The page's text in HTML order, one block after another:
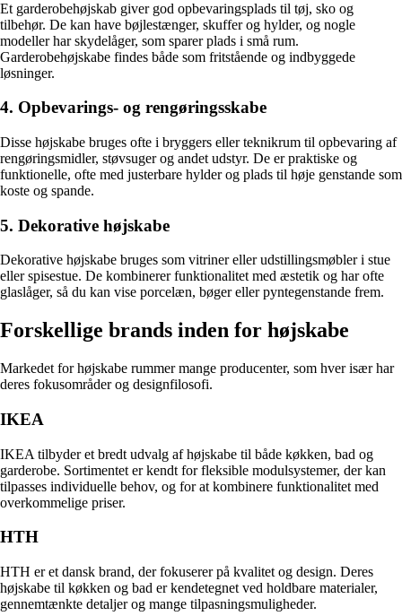
Et garderobehøjskab giver god opbevaringsplads til tøj, sko og
tilbehør. De kan have bøjlestænger, skuffer og hylder, og nogle
modeller har skydelåger, som sparer plads i små rum.
Garderobehøjskabe findes både som fritstående og indbyggede
løsninger.
4. Opbevarings- og rengøringsskabe
Disse højskabe bruges ofte i bryggers eller teknikrum til opbevaring af
rengøringsmidler, støvsuger og andet udstyr. De er praktiske og
funktionelle, ofte med justerbare hylder og plads til høje genstande som
koste og spande.
5. Dekorative højskabe
Dekorative højskabe bruges som vitriner eller udstillingsmøbler i stue
eller spisestue. De kombinerer funktionalitet med æstetik og har ofte
glaslåger, så du kan vise porcelæn, bøger eller pyntegenstande frem.
Forskellige brands inden for højskabe
Markedet for højskabe rummer mange producenter, som hver især har
deres fokusområder og designfilosofi.
IKEA
IKEA tilbyder et bredt udvalg af højskabe til både køkken, bad og
garderobe. Sortimentet er kendt for fleksible modulsystemer, der kan
tilpasses individuelle behov, og for at kombinere funktionalitet med
overkommelige priser.
HTH
HTH er et dansk brand, der fokuserer på kvalitet og design. Deres
højskabe til køkken og bad er kendetegnet ved holdbare materialer,
gennemtænkte detaljer og mange tilpasningsmuligheder.